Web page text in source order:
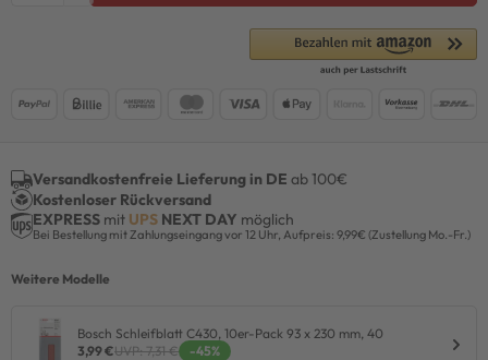
Versandkostenfreie Lieferung in DE ab 100€
Kostenloser Rückversand
EXPRESS mit UPS NEXT DAY möglich
Bei Bestellung mit Zahlungseingang vor 12 Uhr, Aufpreis: 9,99€ (Zustellung Mo.-Fr.)
Weitere Modelle
Bosch Schleifblatt C430, 10er-Pack 93 x 230 mm, 40
3,99 €UVP: 7,31 € -45%